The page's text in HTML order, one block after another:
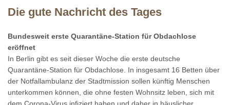
Die gute Nachricht des Tages
Bundesweit erste Quarantäne-Station für Obdachlose
eröffnet
In Berlin gibt es seit dieser Woche die erste deutsche
Quarantäne-Station für Obdachlose. In insgesamt 16 Betten über
der Notfallambulanz der Stadtmission sollen künftig Menschen
unterkommen können, die ohne festen Wohnsitz leben, sich mit